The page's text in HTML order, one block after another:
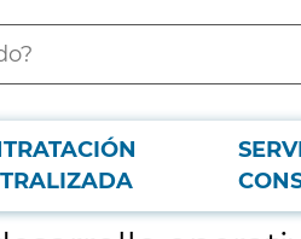
y del observatorio de vivienda de la